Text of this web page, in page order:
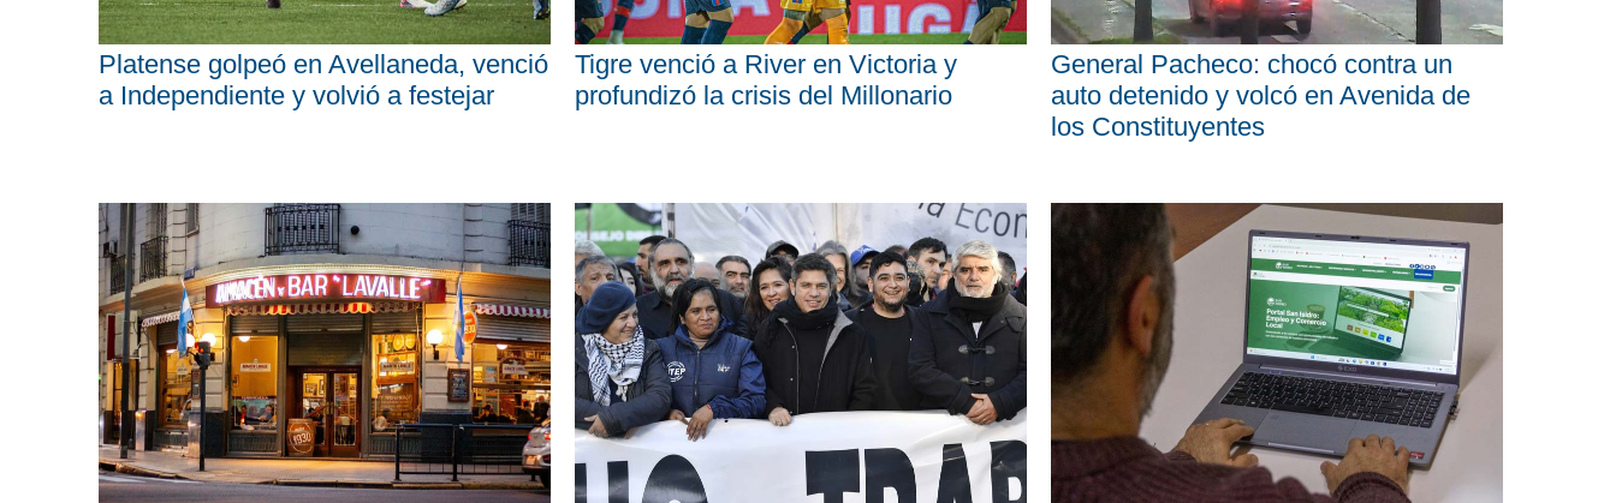
Platense golpeó en Avellaneda, venció
a Independiente y volvió a festejar
Tigre venció a River en Victoria y
profundizó la crisis del Millonario
General Pacheco: chocó contra un
auto detenido y volcó en Avenida de
los Constituyentes